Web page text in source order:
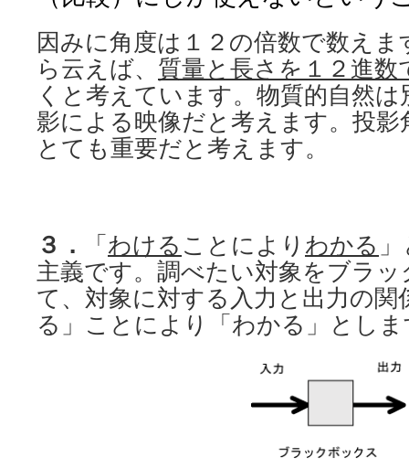
因みに角度は１２の倍数で数え
ら云えば、 質量と長さを１２進数
くと考えています。物質的自然
影による映像だと考えます。投影
とても重要だと考えます。
３． 「 わける ことにより わかる
主義です。調べたい対象をブラ
て、対象に対する入力と出力の関
る」ことにより「わかる」としま